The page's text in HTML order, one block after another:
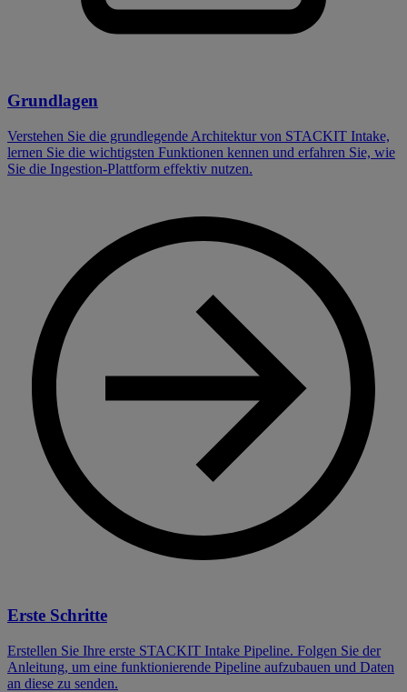
Grundlagen
Verstehen Sie die grundlegende Architektur von STACKIT Intake,
lernen Sie die wichtigsten Funktionen kennen und erfahren Sie, wie
Sie die Ingestion-Plattform effektiv nutzen.
Erste Schritte
Erstellen Sie Ihre erste STACKIT Intake Pipeline. Folgen Sie der
Anleitung, um eine funktionierende Pipeline aufzubauen und Daten
an diese zu senden.